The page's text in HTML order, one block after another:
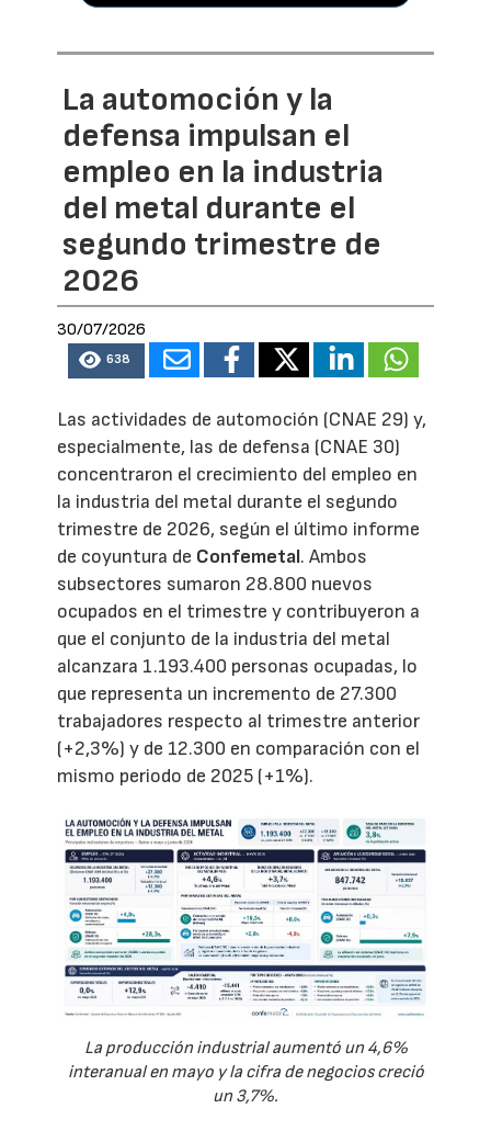
La automoción y la
defensa impulsan el
empleo en la industria
del metal durante el
segundo trimestre de
2026
30/07/2026
638
Las actividades de automoción (CNAE 29) y,
especialmente, las de defensa (CNAE 30)
concentraron el crecimiento del empleo en
la industria del metal durante el segundo
trimestre de 2026, según el último informe
de coyuntura de Confemetal. Ambos
subsectores sumaron 28.800 nuevos
ocupados en el trimestre y contribuyeron a
que el conjunto de la industria del metal
alcanzara 1.193.400 personas ocupadas, lo
que representa un incremento de 27.300
trabajadores respecto al trimestre anterior
(+2,3%) y de 12.300 en comparación con el
mismo periodo de 2025 (+1%).
La producción industrial aumentó un 4,6%
interanual en mayo y la cifra de negocios creció
un 3,7%.